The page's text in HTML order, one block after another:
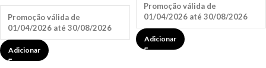
Promoção válida de
01/04/2026 até 30/08/2026
Adicionar
Promoção válida de
01/04/2026 até 30/08/2026
Adicionar